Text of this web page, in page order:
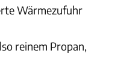
Wärmezufuhr
reinem Propan,